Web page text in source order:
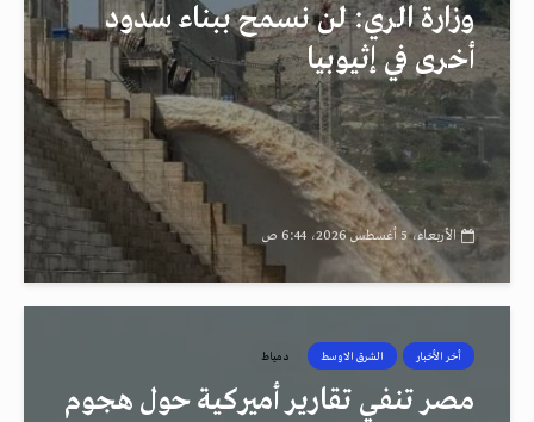
وزارة الري: لن نسمح ببناء سدود
أخرى في إثيوبيا
الأربعاء، 5 أغسطس 2026، 6:44 ص
أخر الأخبار الشرق الاوسط دمياط
مصر تنفي تقارير أميركية حول هجوم